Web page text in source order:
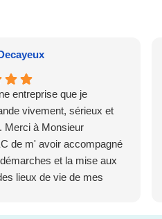
entreprise que je
vivement, sérieux et
Merci à Monsieur
de m' avoir accompagné
et la mise aux
lieux de vie de mes